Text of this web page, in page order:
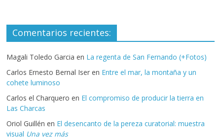
Comentarios recientes:
Magali Toledo Garcia en La regenta de San Fernando (+Fotos)
Carlos Ernesto Bernal Iser en Entre el mar, la montaña y un
cohete luminoso
Carlos el Charquero en El compromiso de producir la tierra en
Las Charcas
Oriol Guillén en El desencanto de la pereza curatorial: muestra
visual Una vez más